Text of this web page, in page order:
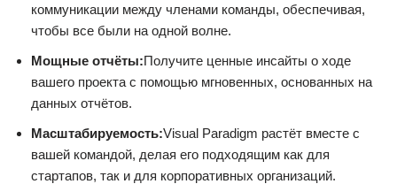
коммуникации между членами команды, обеспечивая,
чтобы все были на одной волне.
Мощные отчёты:Получите ценные инсайты о ходе
вашего проекта с помощью мгновенных, основанных на
данных отчётов.
Масштабируемость:Visual Paradigm растёт вместе с
вашей командой, делая его подходящим как для
стартапов, так и для корпоративных организаций.